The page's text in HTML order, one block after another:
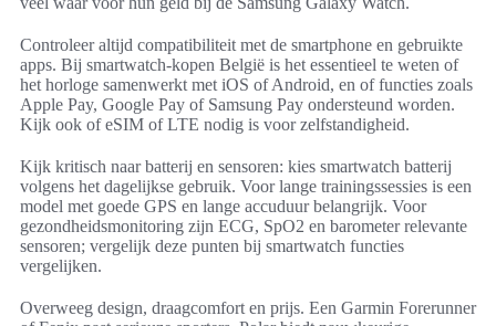
Controleer altijd compatibiliteit met de smartphone en gebruikte
apps. Bij smartwatch-kopen België is het essentieel te weten of
het horloge samenwerkt met iOS of Android, en of functies zoals
Apple Pay, Google Pay of Samsung Pay ondersteund worden.
Kijk ook of eSIM of LTE nodig is voor zelfstandigheid.
Kijk kritisch naar batterij en sensoren: kies smartwatch batterij
volgens het dagelijkse gebruik. Voor lange trainingssessies is een
model met goede GPS en lange accuduur belangrijk. Voor
gezondheidsmonitoring zijn ECG, SpO2 en barometer relevante
sensoren; vergelijk deze punten bij smartwatch functies
vergelijken.
Overweeg design, draagcomfort en prijs. Een Garmin Forerunner